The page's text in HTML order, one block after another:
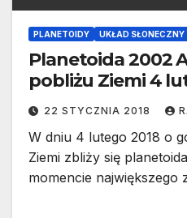
PLANETOIDY UKŁAD SŁONECZNY
Planetoida 2002
pobliżu Ziemi 4
22 STYCZNIA 2018
W dniu 4 lutego 2018 o
Ziemi zbliży się
momencie największego